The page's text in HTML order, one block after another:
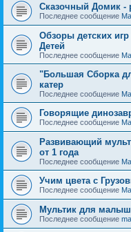
Сказочный Домик -
Последнее сообщение
Обзоры детских
Детей
Последнее сообщение
"Большая Сборка
катер
Последнее сообщение
Говорящие
Последнее сообщение
Развивающий
от 1 года
Последнее сообщение
Учим цвета с
Последнее сообщение
Мультик для
Последнее сообщение